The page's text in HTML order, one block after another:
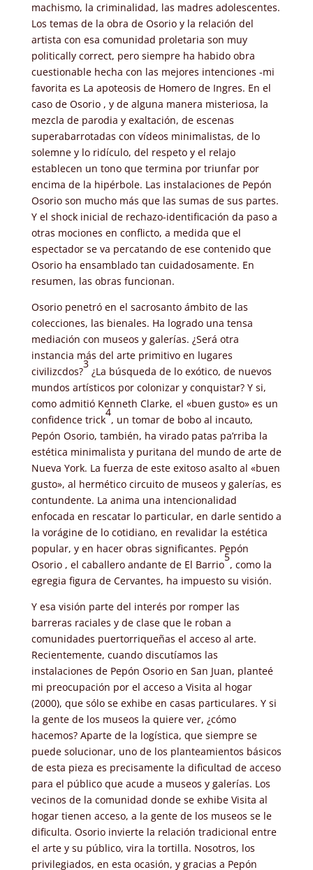
machismo, la criminalidad, las madres adolescentes.
Los temas de la obra de Osorio y la relación del
artista con esa comunidad proletaria son muy
politically correct, pero siempre ha habido obra
cuestionable hecha con las mejores intenciones -mi
favorita es La apoteosis de Homero de Ingres. En el
caso de Osorio , y de alguna manera misteriosa, la
mezcla de parodia y exaltación, de escenas
superabarrotadas con vídeos minimalistas, de lo
solemne y lo ridículo, del respeto y el relajo
establecen un tono que termina por triunfar por
encima de la hipérbole. Las instalaciones de Pepón
Osorio son mucho más que las sumas de sus partes.
Y el shock inicial de rechazo-identificación da paso a
otras mociones en conflicto, a medida que el
espectador se va percatando de ese contenido que
Osorio ha ensamblado tan cuidadosamente. En
resumen, las obras funcionan.
Osorio penetró en el sacrosanto ámbito de las
colecciones, las bienales. Ha logrado una tensa
mediación con museos y galerías. ¿Será otra
instancia más del arte primitivo en lugares
civilizcdos?
3
¿La búsqueda de lo exótico, de nuevos
mundos artísticos por colonizar y conquistar? Y si,
como admitió Kenneth Clarke, el «buen gusto» es un
confidence trick
4
, un tomar de bobo al incauto,
Pepón Osorio, también, ha virado patas pa’rriba la
estética minimalista y puritana del mundo de arte de
Nueva York. La fuerza de este exitoso asalto al «buen
gusto», al hermético circuito de museos y galerías, es
contundente. La anima una intencionalidad
enfocada en rescatar lo particular, en darle sentido a
la vorágine de lo cotidiano, en revalidar la estética
popular, y en hacer obras significantes. Pepón
Osorio , el caballero andante de El Barrio
5
, como la
egregia figura de Cervantes, ha impuesto su visión.
Y esa visión parte del interés por romper las
barreras raciales y de clase que le roban a
comunidades puertorriqueñas el acceso al arte.
Recientemente, cuando discutíamos las
instalaciones de Pepón Osorio en San Juan, planteé
mi preocupación por el acceso a Visita al hogar
(2000), que sólo se exhibe en casas particulares. Y si
la gente de los museos la quiere ver, ¿cómo
hacemos? Aparte de la logística, que siempre se
puede solucionar, uno de los planteamientos básicos
de esta pieza es precisamente la dificultad de acceso
para el público que acude a museos y galerías. Los
vecinos de la comunidad donde se exhibe Visita al
hogar tienen acceso, a la gente de los museos se le
dificulta. Osorio invierte la relación tradicional entre
el arte y su público, vira la tortilla. Nosotros, los
privilegiados, en esta ocasión, y gracias a Pepón